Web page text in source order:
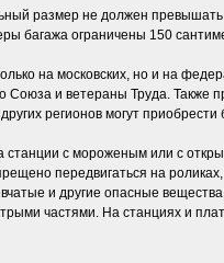
размер не должен
багажа ограничены 150
на московских, но и на
Союза и ветераны Труда.
регионов могут приобрести
с мороженым или с
передвигаться на
и другие опасные
частями. На станциях и